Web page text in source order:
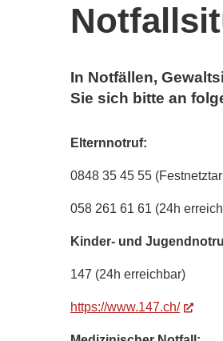
​In Notfällen,
Sie sich bitte an
Elternnotruf:
0848 35 45 55
058 261 61 61 (24h
Kinder- und
147 (24h erreichbar)
https://www.147.ch/